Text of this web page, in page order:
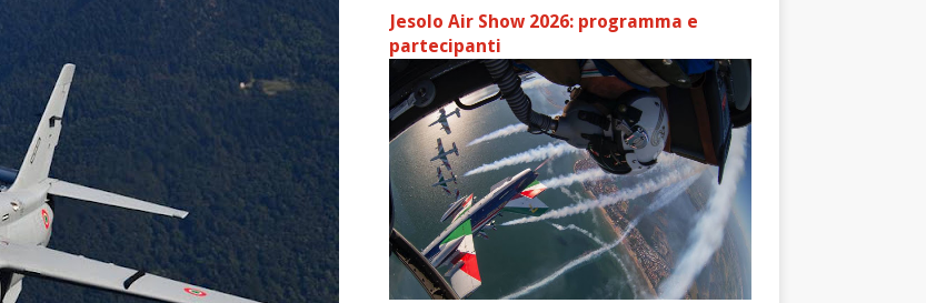
Jesolo Air Show 2026: programma e
partecipanti